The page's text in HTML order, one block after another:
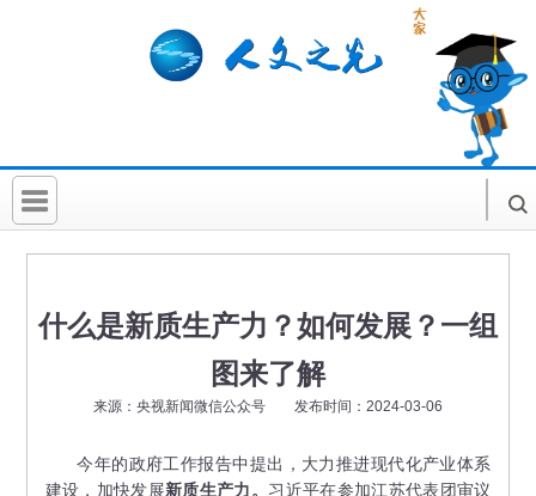
首 页
社科卡片
什么是新质生产力？如何发展？一组
图来了解
来源：央视新闻微信公众号 发布时间：2024-03-06
今年的政府工作报告中提出，大力推进现代化产业体系
建设，加快发展新质生产力。 习近平在参加江苏代表团审议